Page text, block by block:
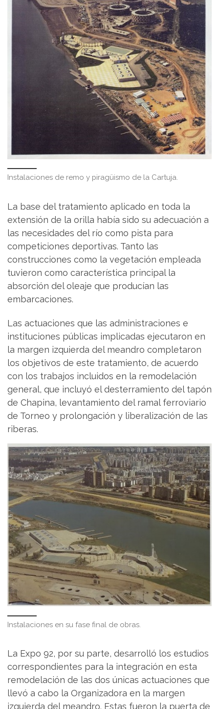
Instalaciones de remo y piragüismo de la Cartuja.
La base del tratamiento aplicado en toda la
extensión de la orilla había sido su adecuación a
las necesidades del río como pista para
competiciones deportivas. Tanto las
construcciones como la vegetación empleada
tuvieron como característica principal la
absorción del oleaje que producían las
embarcaciones.
Las actuaciones que las administraciones e
instituciones públicas implicadas ejecutaron en
la margen izquierda del meandro completaron
los objetivos de este tratamiento, de acuerdo
con los trabajos incluidos en la remodelación
general, que incluyó el desterramiento del tapón
de Chapina, levantamiento del ramal ferroviario
de Torneo y prolongación y liberalización de las
riberas.
Instalaciones en su fase final de obras.
La Expo 92, por su parte, desarrolló los estudios
correspondientes para la integración en esta
remodelación de las dos únicas actuaciones que
llevó a cabo la Organizadora en la margen
izquierda del meandro. Estas fueron la puerta de